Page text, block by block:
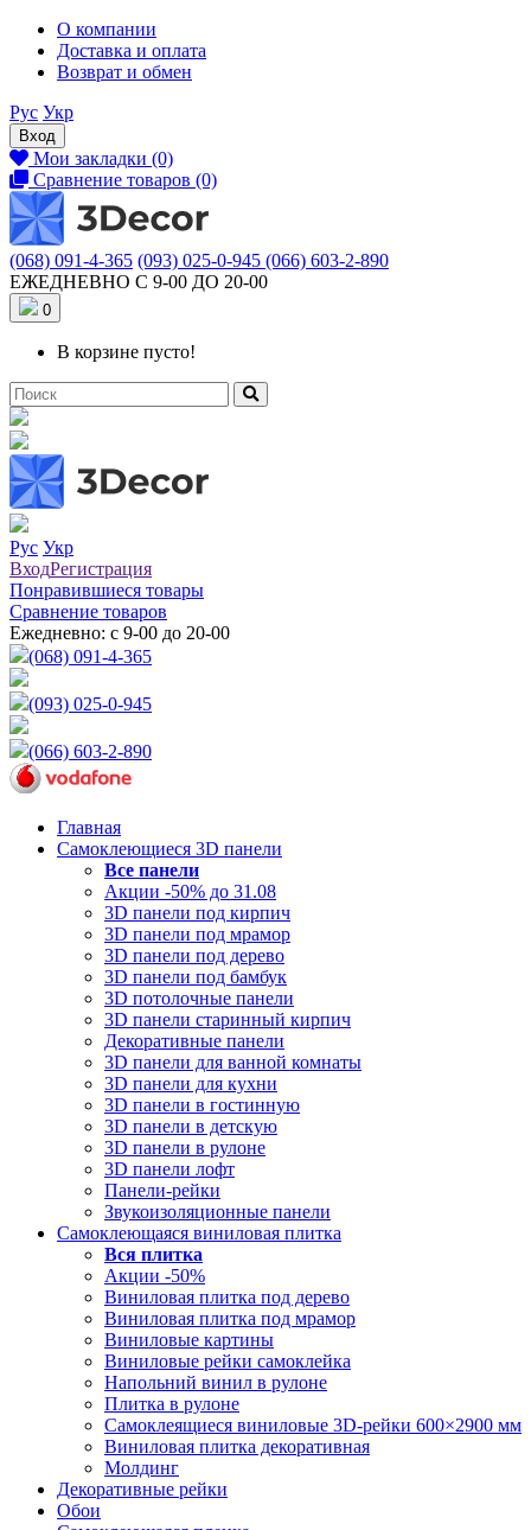
О компании
Доставка и оплата
Возврат и обмен
Рус Укр
Вход
Мои закладки (0)
Сравнение товаров (0)
(068) 091-4-365 (093) 025-0-945 (066) 603-2-890
ЕЖЕДНЕВНО С 9-00 ДО 20-00
0
В корзине пусто!
Рус Укр
ВходРегистрация
Понравившиеся товары
Сравнение товаров
Ежедневно: с 9-00 до 20-00
(068) 091-4-365
(093) 025-0-945
(066) 603-2-890
Главная
Самоклеющиеся 3D панели
Все панели
Акции -50% до 31.08
3D панели под кирпич
3D панели под мрамор
3D панели под дерево
3D панели под бамбук
3D потолочные панели
3D панели старинный кирпич
Декоративные панели
3D панели для ванной комнаты
3D панели для кухни
3D панели в гостинную
3D панели в детскую
3D панели в рулоне
3D панели лофт
Панели-рейки
Звукоизоляционные панели
Самоклеющаяся виниловая плитка
Вся плитка
Акции -50%
Виниловая плитка под дерево
Виниловая плитка под мрамор
Виниловые картины
Виниловые рейки самоклейка
Напольний винил в рулоне
Плитка в рулоне
Самоклеящиеся виниловые 3D‑рейки 600×2900 мм
Виниловая плитка декоративная
Молдинг
Декоративные рейки
Обои